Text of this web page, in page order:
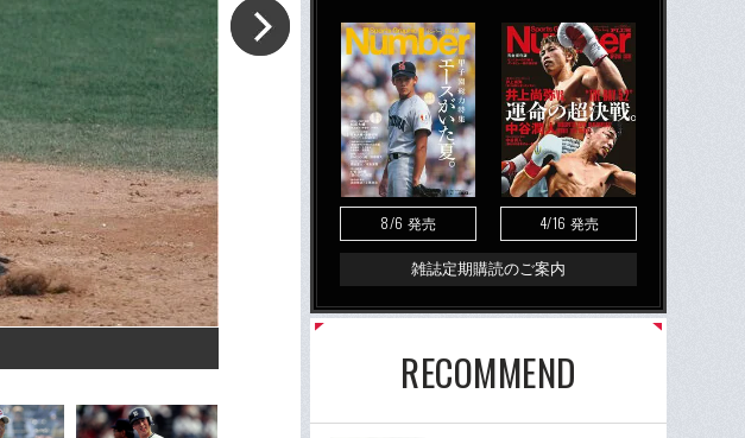
8/6 発売 4/16 発売
雑誌定期購読のご案内
RECOMMEND